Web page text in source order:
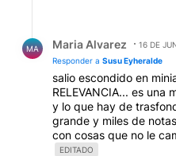
MA Maria Alvarez
16 DE
Responder a Susu Eyheralde
salio escondido en
RELEVANCIA... es una
y lo que hay de
grande y miles de
con cosas que no le
EDITADO